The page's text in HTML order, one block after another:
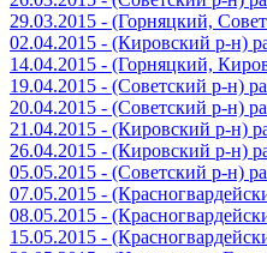
29.03.2015 - (Горняцкий,
02.04.2015 - (Кировский р-н)
14.04.2015 - (Горняцкий,
19.04.2015 - (Советский р-н)
20.04.2015 - (Советский р-н)
21.04.2015 - (Кировский р-н)
26.04.2015 - (Кировский р-н)
05.05.2015 - (Советский р-н)
07.05.2015 -
08.05.2015 -
15.05.2015 -